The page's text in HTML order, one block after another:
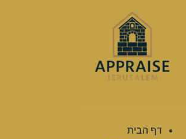
דף הבית